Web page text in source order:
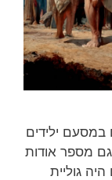
ילידים
מספר אודות
גוליית